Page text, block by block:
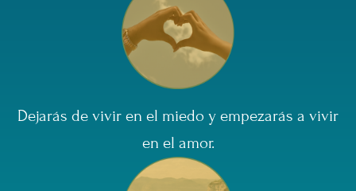
Dejarás de vivir en el miedo y empezarás a vivir
en el amor.